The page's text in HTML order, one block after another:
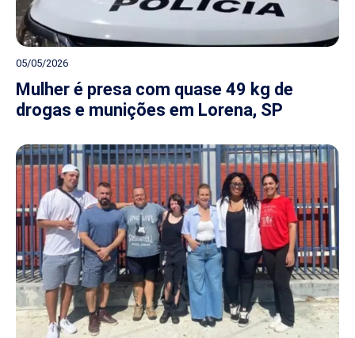
05/05/2026
Mulher é presa com quase 49 kg de
drogas e munições em Lorena, SP